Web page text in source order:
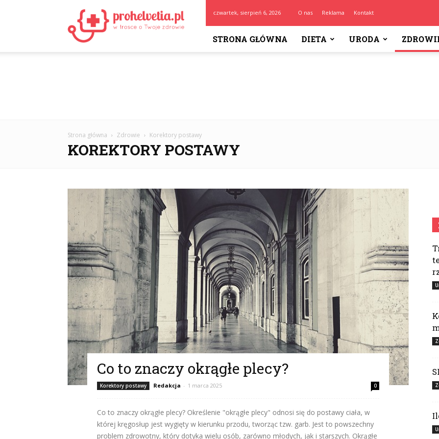
czwartek, sierpień 6, 2026 O nas Reklama Kontakt
STRONA GŁÓWNA DIETA URODA
Strona główna Zdrowie Korektory postawy
KOREKTORY POSTAWY
Co to znaczy okrągłe plecy?
Korektory postawy Redakcja - 1 marca 2025 0
Co to znaczy okrągłe plecy? Określenie "okrągłe plecy" odnosi się do postawy ciała, w
której kręgosłup jest wygięty w kierunku przodu, tworząc tzw. garb. Jest to powszechny
problem zdrowotny, który dotyka wielu osób, zarówno młodych, jak i starszych. Okrągłe